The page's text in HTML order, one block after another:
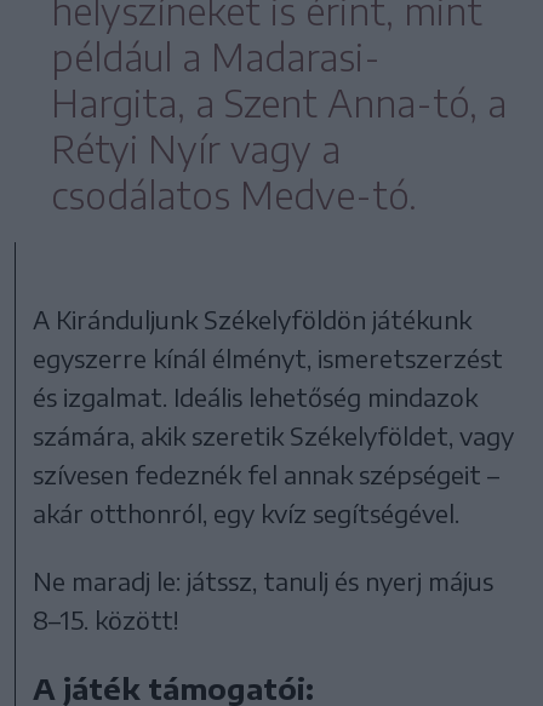
helyszíneket is érint, mint
például a Madarasi-
Hargita, a Szent Anna-tó, a
Rétyi Nyír vagy a
csodálatos Medve-tó.
A Kiránduljunk Székelyföldön játékunk
egyszerre kínál élményt, ismeretszerzést
és izgalmat. Ideális lehetőség mindazok
számára, akik szeretik Székelyföldet, vagy
szívesen fedeznék fel annak szépségeit –
akár otthonról, egy kvíz segítségével.
Ne maradj le: játssz, tanulj és nyerj május
8–15. között!
A játék támogatói: